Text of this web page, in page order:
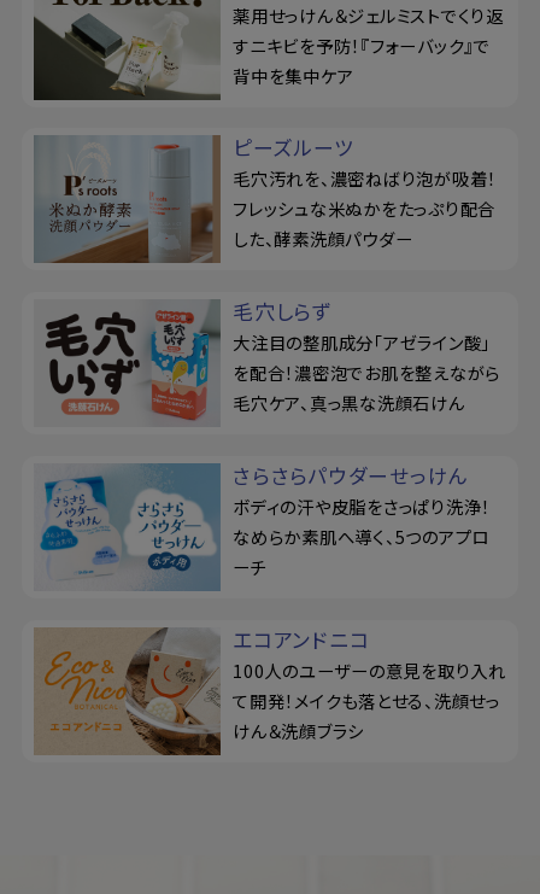
薬用せっけん＆ジェルミストでくり返
すニキビを予防！『フォーバック』で
背中を集中ケア
ピーズルーツ
毛穴汚れを、濃密ねばり泡が吸着！
フレッシュな米ぬかをたっぷり配合
した、酵素洗顔パウダー
毛穴しらず
大注目の整肌成分「アゼライン酸」
を配合！濃密泡でお肌を整えながら
毛穴ケア、真っ黒な洗顔石けん
さらさらパウダーせっけん
ボディの汗や皮脂をさっぱり洗浄！
なめらか素肌へ導く、5つのアプロ
ーチ
エコアンドニコ
100人のユーザーの意見を取り入れ
て開発！メイクも落とせる、洗顔せっ
けん＆洗顔ブラシ